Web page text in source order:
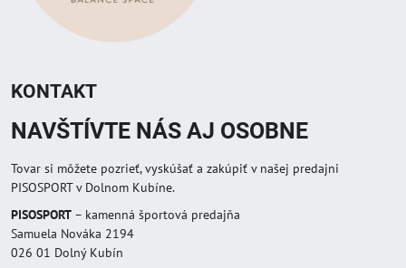
KONTAKT
NAVŠTÍVTE NÁS AJ OSOBNE
Tovar si môžete pozrieť, vyskúšať a zakúpiť v našej predajni
PISOSPORT v Dolnom Kubíne.
PISOSPORT – kamenná športová predajňa
Samuela Nováka 2194
026 01 Dolný Kubín